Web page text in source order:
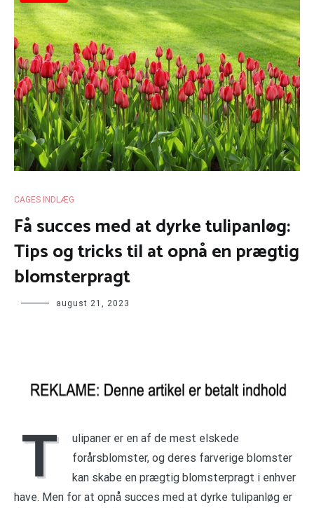
CAGES INDLÆG
Få succes med at dyrke tulipanløg:
Tips og tricks til at opnå en prægtig
blomsterpragt
august 21, 2023
T
ulipaner er en af ​​de mest elskede
forårsblomster, og deres farverige blomster
kan skabe en prægtig blomsterpragt i enhver
have. Men for at opnå succes med at dyrke tulipanløg er